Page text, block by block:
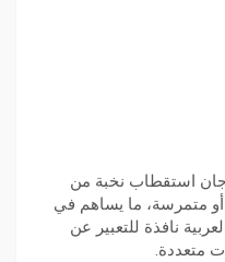
استقطاب نخبة من
أو متمرسة، ما يساهم في
نافذة للتعبير عن
متعددة.